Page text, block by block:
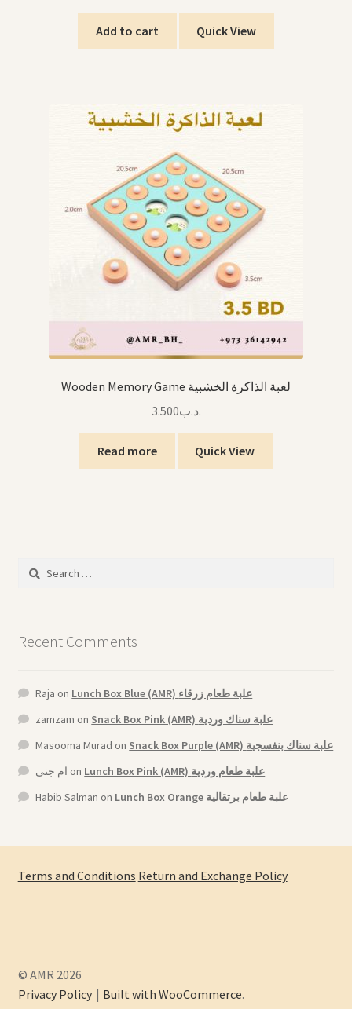
Add to cart Quick View
Wooden Memory Game لعبة الذاكرة الخشبية
.د.ب3.500
Read more Quick View
Search
Recent Comments
Raja on
Lunch Box Blue (AMR) علبة طعام زرقاء
zamzam on
Snack Box Pink (AMR) علبة سناك وردية
Masooma Murad on
Snack Box Purple (AMR) علبة سناك بنفسجية
ام جنى on
Lunch Box Pink (AMR) علبة طعام وردية
Habib Salman on Lunch Box Orange علبة طعام برتقالية
Terms and Conditions Return and Exchange Policy
© AMR 2026
Privacy Policy
Built with WooCommerce.